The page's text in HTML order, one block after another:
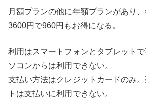
月額プランの他に年額プランがあり
3600円で960円もお得になる。
利用はスマートフォンとタブレット
ソコンからは利用できない。
支払い方法はクレジットカードのみ
トは支払いに利用できない。